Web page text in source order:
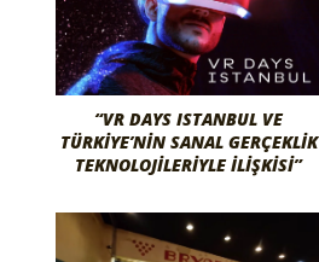
“VR DAYS ISTANBUL VE
TÜRKIYE’NIN SANAL GERÇEKLIK
TEKNOLOJILERIYLE İLIŞKISI”